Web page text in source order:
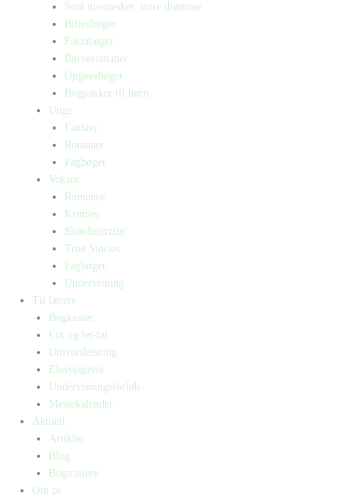
Små mennesker, store drømme
Billedbøger
Faktabøger
Børneromaner
Opgavebøger
Bogpakker til børn
Unge
Fantasy
Romaner
Fagbøger
Voksne
Romance
Krimier
Skønlitteratur
True Stories
Fagbøger
Undervisning
Til lærere
Bogkasser
Lix og let-tal
Universlæsning
Elevopgaver
Undervisningsforløb
Messekalender
Aktuelt
Artikler
Blog
Bogtrailere
Om os